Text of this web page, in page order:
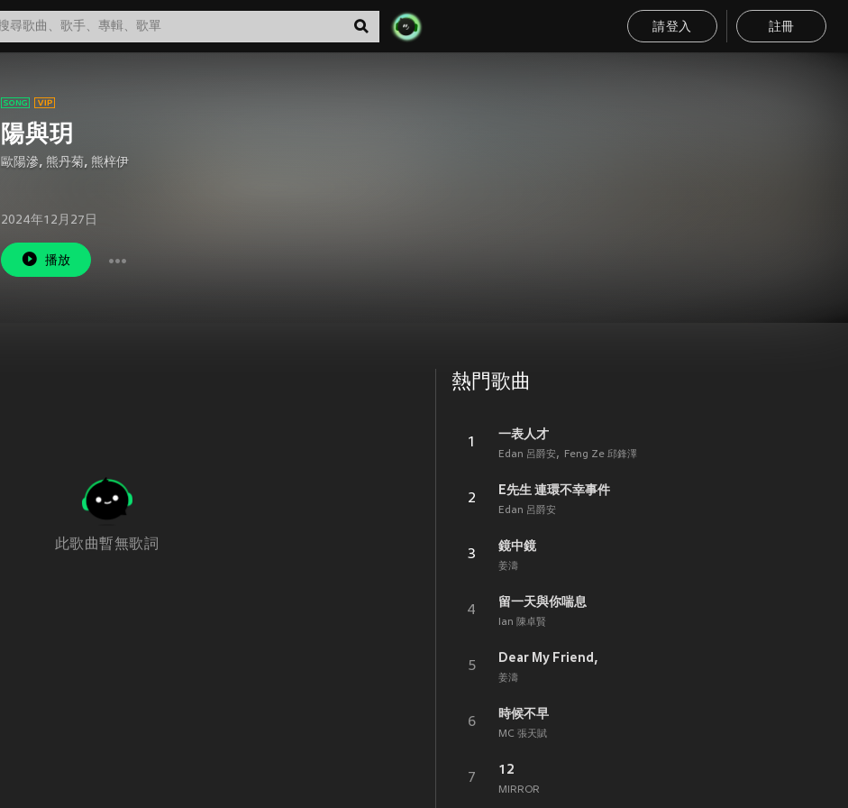
請登入 註冊
陽與玥
歐陽滲, 熊丹菊, 熊梓伊
2024年12月27日
播放
此歌曲暫無歌詞
熱門歌曲
1
一表人才
Edan 呂爵安 Feng Ze 邱鋒澤
2
E先生 連環不幸事件
Edan 呂爵安
3
鏡中鏡
姜濤
4
留一天與你喘息
Ian 陳卓賢
5
Dear My Friend,
姜濤
6
時候不早
MC 張天賦
7
12
MIRROR